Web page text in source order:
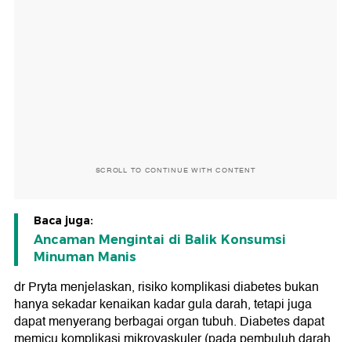
SCROLL TO CONTINUE WITH CONTENT
Baca juga:
Ancaman Mengintai di Balik Konsumsi
Minuman Manis
dr Pryta menjelaskan, risiko komplikasi diabetes bukan
hanya sekadar kenaikan kadar gula darah, tetapi juga
dapat menyerang berbagai organ tubuh. Diabetes dapat